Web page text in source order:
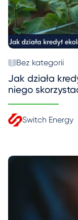
Bez kategorii
Jak działa
niego
Switch Energy